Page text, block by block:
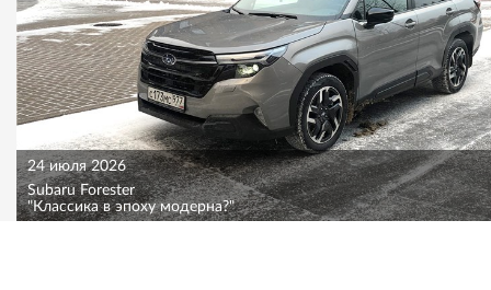
24 июля 2026
Subaru Forester
"Классика в эпоху модерна?"